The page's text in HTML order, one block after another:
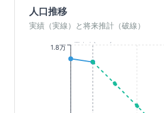
人口推移
実績（実線）と将来推計（破線）
1.8万